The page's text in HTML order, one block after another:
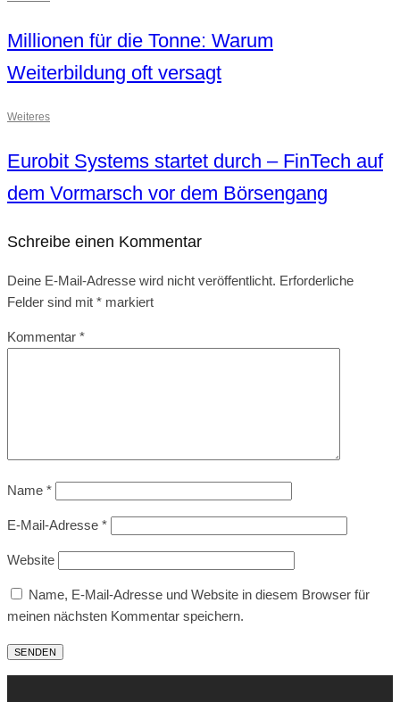
Millionen für die Tonne: Warum
Weiterbildung oft versagt
Weiteres
Eurobit Systems startet durch – FinTech auf
dem Vormarsch vor dem Börsengang
Schreibe einen Kommentar
Deine E-Mail-Adresse wird nicht veröffentlicht. Erforderliche
Felder sind mit * markiert
Kommentar *
Name *
E-Mail-Adresse *
Website
Name, E-Mail-Adresse und Website in diesem Browser für
meinen nächsten Kommentar speichern.